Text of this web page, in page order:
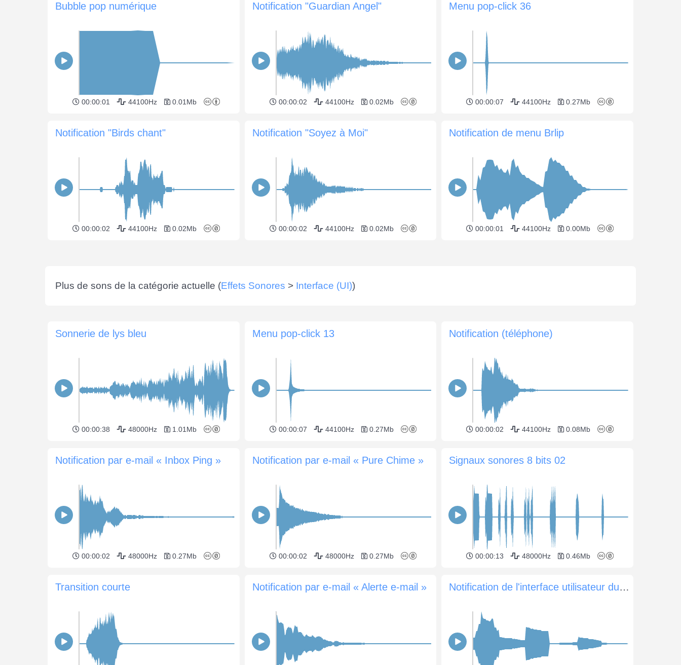
Bubble pop numérique
00:00:01 44100Hz 0.01Mb
Notification "Guardian Angel"
00:00:02 44100Hz 0.02Mb
Menu pop-click 36
00:00:07 44100Hz 0.27Mb
Notification "Birds chant"
00:00:02 44100Hz 0.02Mb
Notification "Soyez à Moi"
00:00:02 44100Hz 0.02Mb
Notification de menu Brlip
00:00:01 44100Hz 0.00Mb
Plus de sons de la catégorie actuelle (Effets Sonores > Interface (UI))
Sonnerie de lys bleu
00:00:38 48000Hz 1.01Mb
Menu pop-click 13
00:00:07 44100Hz 0.27Mb
Notification (téléphone)
00:00:02 44100Hz 0.08Mb
Notification par e-mail « Inbox Ping »
00:00:02 48000Hz 0.27Mb
Notification par e-mail « Pure Chime »
00:00:02 48000Hz 0.27Mb
Signaux sonores 8 bits 02
00:00:13 48000Hz 0.46Mb
Transition courte Notification par e-mail « Alerte e-mail » Notification de l'interface utilisateur du carillon